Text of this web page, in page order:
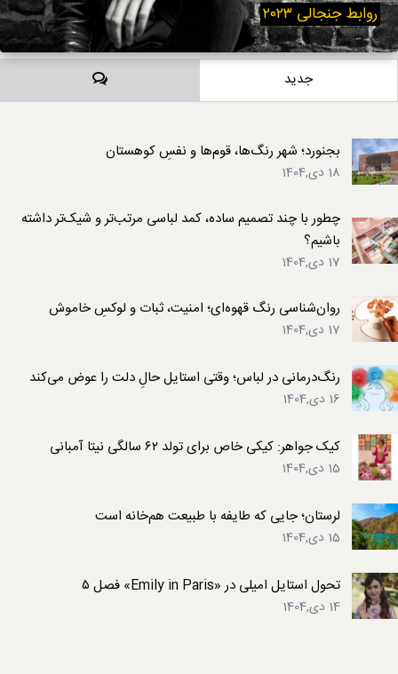
روابط جنجالی ۲۰۲۳
جدید دیدگاه‌ها
بجنورد؛ شهر رنگ‌ها، قوم‌ها و نفسِ کوهستان
18 دی,1404
چطور با چند تصمیم ساده، کمد لباسی مرتب‌تر و شیک‌تر داشته
باشیم؟
17 دی,1404
روان‌شناسی رنگ قهوه‌ای؛ امنیت، ثبات و لوکسِ خاموش
17 دی,1404
رنگ‌درمانی در لباس؛ وقتی استایل حالِ دلت را عوض می‌کند
16 دی,1404
کیک جواهر: کیکی خاص برای تولد ۶۲ سالگی نیتا آمبانی
15 دی,1404
لرستان؛ جایی که طایفه با طبیعت هم‌خانه است
15 دی,1404
تحول استایل امیلی در «Emily in Paris» فصل ۵
14 دی,1404